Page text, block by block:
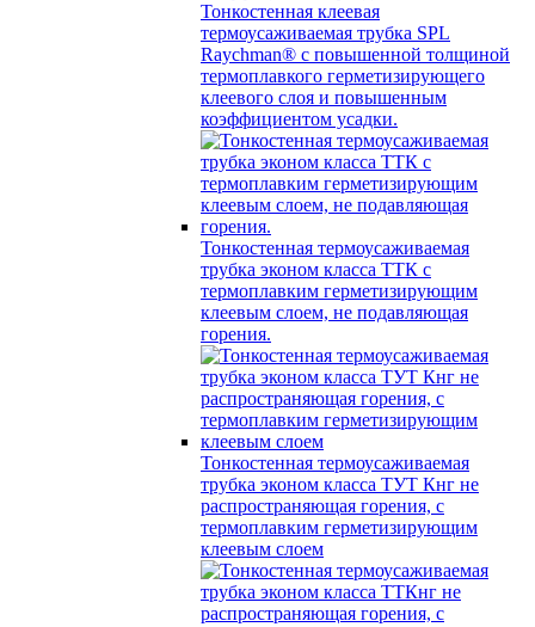
Тонкостенная клеевая
термоусаживаемая трубка SPL
Raychman® с повышенной толщиной
термоплавкого герметизирующего
клеевого слоя и повышенным
коэффициентом усадки.
Тонкостенная термоусаживаемая
трубка эконом класса ТТК с
термоплавким герметизирующим
клеевым слоем, не подавляющая
горения.
Тонкостенная термоусаживаемая
трубка эконом класса ТУТ Кнг не
распространяющая горения, с
термоплавким герметизирующим
клеевым слоем